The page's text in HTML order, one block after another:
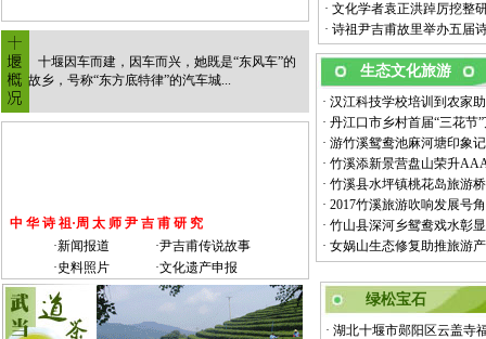
十堰因车而建，因车而兴，她既是“东风车”的
故乡，号称“东方底特律”的汽车城...
中 华 诗 祖·周 太 师 尹 吉 甫 研 究
·新闻报道 ·尹吉甫传说故事
·史料照片 ·文化遗产申报
· 文化学者袁正洪踔厉挖整
· 诗祖尹吉甫故里举办五届
生态文化旅游
· 汉江科技学校培训到农家
· 丹江口市乡村首届“三花节
· 游竹溪鸳鸯池麻河塘印象记
· 竹溪添新景营盘山荣升
· 竹溪县水坪镇桃花岛旅游
· 2017竹溪旅游吹响发展号角
· 竹山县深河乡鸳鸯戏水彰
· 女娲山生态修复助推旅游
绿松宝石
· 湖北十堰市郧阳区云盖寺